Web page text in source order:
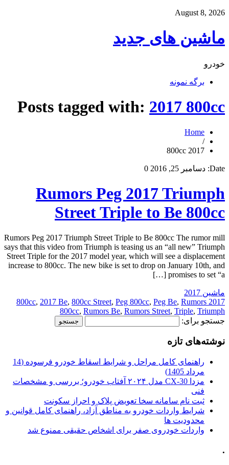
August 8, 2026
ماشین های جدید
خودرو
برگه نمونه
Posts tagged with: 2017 800cc
Home
/
2017 800cc
Date: دسامبر 25, 2016 0
Rumors Peg 2017 Triumph
Street Triple to Be 800cc
Rumors Peg 2017 Triumph Street Triple to Be 800cc The rumor mill
says that this video from Triumph is teasing us an “all new” Triumph
Street Triple for the 2017 model year, which will see a displacement
increase to 800cc. The new bike is set to drop on January 10th, and
promises to set “a […]
ماشین 2017
2017 800cc
, 2017 Be, 800cc Street, Peg 800cc, Peg Be, Rumors
800cc, Rumors Be, Rumors Street, Triple, Triumph
جستجو برای:
نوشته‌های تازه
راهنمای کامل مراحل و شرایط اسقاط خودرو فرسوده (14
مرداد 1405)
مزدا CX-30 مدل ۲۰۲۴ آفتاب خودرو؛ بررسی و مشخصات
فنی
ثبت نام سامانه سخا تعویض پلاک و احراز سکونت
شرایط واردات خودرو به مناطق آزاد، راهنمای کامل قوانین و
محدودیت ها
واردات خودروی صفر برای اشخاص حقیقی ممنوع شد
.